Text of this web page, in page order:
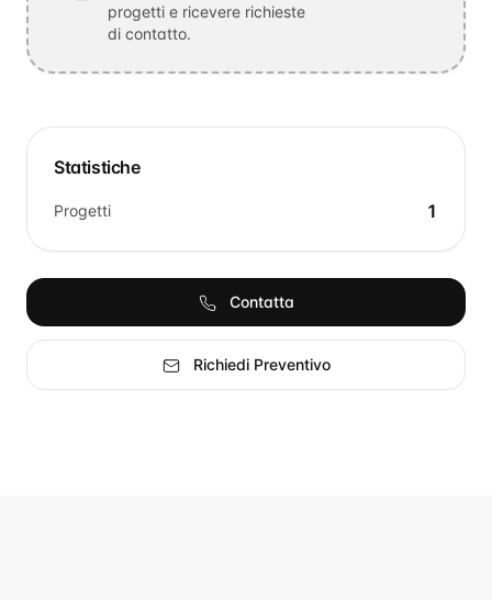
progetti e ricevere richieste
di contatto.
Statistiche
Progetti 1
Contatta
Richiedi Preventivo